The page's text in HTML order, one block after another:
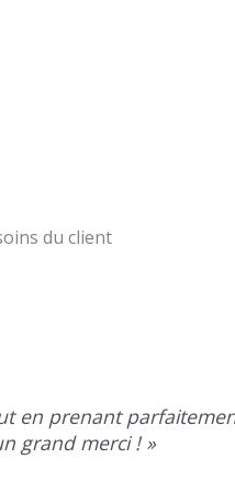
du client
en prenant
grand merci ! »